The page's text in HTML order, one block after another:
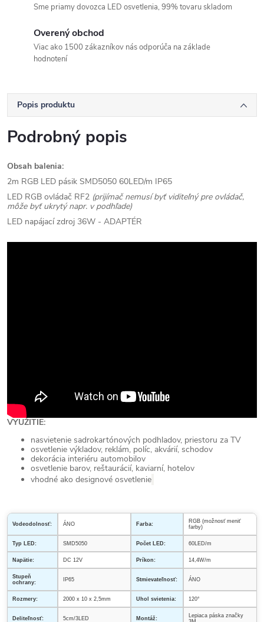
Sme priamy dovozca LED osvetlenia, 99% tovaru skladom
Overený obchod
Viac ako 1500 zákazníkov nás odporúča na základe
hodnotení
Popis produktu
Podrobný popis
Obsah balenia:
2m RGB LED pásik SMD5050 60LED/m IP65
LED RGB ovládač RF2 (prijímač nemusí byť viditeľný pre ovládač,
môže byť ukrytý napr. v podhľade)
LED napájací zdroj 36W - ADAPTÉR
VYUŽITIE:
nasvietenie sadrokartónových podhladov, priestoru za TV
osvetlenie výkladov, reklám, políc, akvárií, schodov
dekorácia interiéru automobilov
osvetlenie barov, reštaurácií, kaviarní, hotelov
vhodné ako designové osvetlenie
Vodeodolnosť: ÁNO Farba:
RGB (možnosť meniť
farby)
Typ LED: SMD5050 Počet LED: 60LED/m
Napätie: DC 12V Príkon: 14,4W/m
Stupeň
ochrany:
IP65 Stmievateľnosť: ÁNO
Rozmery: 2000 x 10 x 2,5mm Uhol svietenia: 120°
Deliteľnosť: 5cm/3LED Montáž:
Lepiaca páska značky